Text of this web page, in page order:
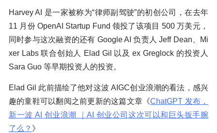
Harvey AI 是一家被称为“律师副驾驶”的初创公司，在去年
11 月份 OpenAI Startup Fund 领投了该项目 500 万美元，
同时参与这次融资的还有 Google AI 负责人 Jeff Dean、Mi
xer Labs 联合创始人 Elad Gil 以及 ex Greglock 的投资人
Sara Guo 等早期投资人的投资。
Elad Gil 此前描绘了他对这波 AIGC创业浪潮的看法，感兴
趣的童鞋可以翻阅之前更新的这篇文章《ChatGPT 发布，
新一波 AI 创业浪潮 ｜AI 创业公司这次可以和巨头扳手腕
了么？ 》